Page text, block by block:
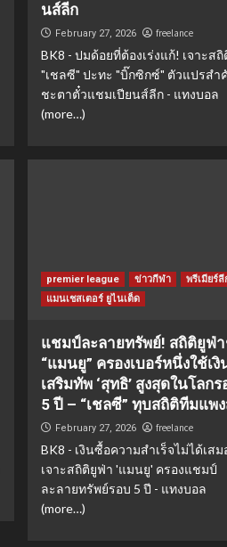
นส์ลีก
February 27, 2026 freelance
BK8 - ปมด้อยที่ต้องเร่งแก้! เจาะสถิ
"เชลซี" ปะทะ "บิ๊กซิกซ์" ตัวแปรส
ชะตาตั๋วแชมเปียนส์ลีก - แทงบอล
(more…)
premier league ข่าวกีฬา
พรีเมียร์ลี
แมนเชสเตอร์ ยูไนเต็ด
แชมป์ละลายทรัพย์! สถิติยูฟ่
“แมนยู” ครองเบอร์หนึ่งใช้เงิ
เสริมทัพ ‘สุทธิ’ สูงสุดในโลกร
5 ปี – “เชลซี” ทุบสถิติทีมแพ
February 27, 2026 freelance
BK8 - เงินซื้อความสำเร็จไม่ได้เสม
เจาะสถิติยูฟ่า 'แมนยู' ครองแชมป์
ละลายทรัพย์รอบ 5 ปี - แทงบอล
(more…)